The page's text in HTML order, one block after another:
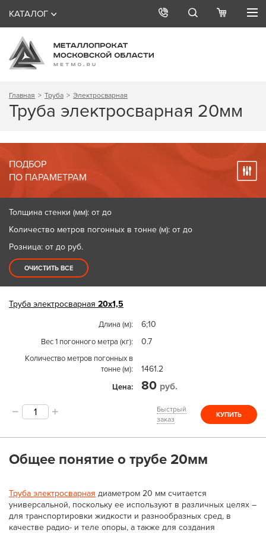
КАТАЛОГ
Главная Труба Электросварная
Труба электросварная 20мм
ПОДБОР
ПО ПАРАМЕТРАМ
Толщина стенки (мм): от до
Количество метров погонных в тонне (м): от до
Розница: от до руб.
ОЧИСТИТЬ ВСЕ
Труба электросварная 20х1,5
Длина (м) 6;10
Вес 1 погонного метра (кг) 0.7
Количество метров погонных в
тонне (м)
1461.2
Цена 80 руб.
Быстрый
заказ
КУПИТЬ
Общее понятие о трубе 20мм
Труба электросварная диаметром 20 мм считается
универсальной, поскольку ее используют в различных целях –
для транспортировки жидкости и разнообразных сред, в
качестве радио- и теле опоры, а также для создания